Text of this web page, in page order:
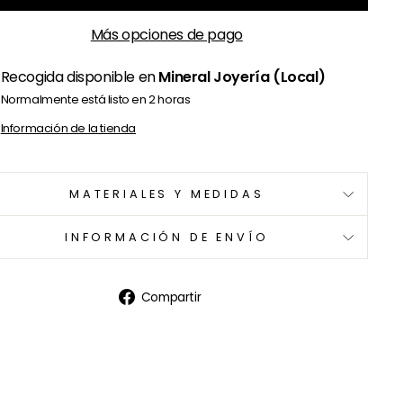
Más opciones de pago
Recogida disponible enMineral Joyería (Local)
Normalmente está listo en 2 horas
Información de la tienda
MATERIALES Y MEDIDAS
INFORMACIÓN DE ENVÍO
Compartir